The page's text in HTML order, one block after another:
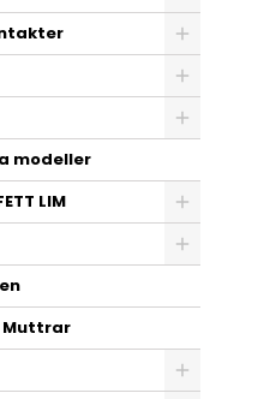
modeller
LIM
Muttrar